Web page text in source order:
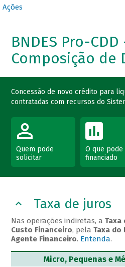
Ações
BNDES Pro-CDD
Composição de
Concessão de novo crédito para
contratadas com recursos do
Quem pode
solicitar
O que pode
financiado
Taxa de juros
Nas operações indiretas, aTaxa
Custo Financeiro, pelaTaxa do
Agente Financeiro. Entenda.
Micro, Pequenas e